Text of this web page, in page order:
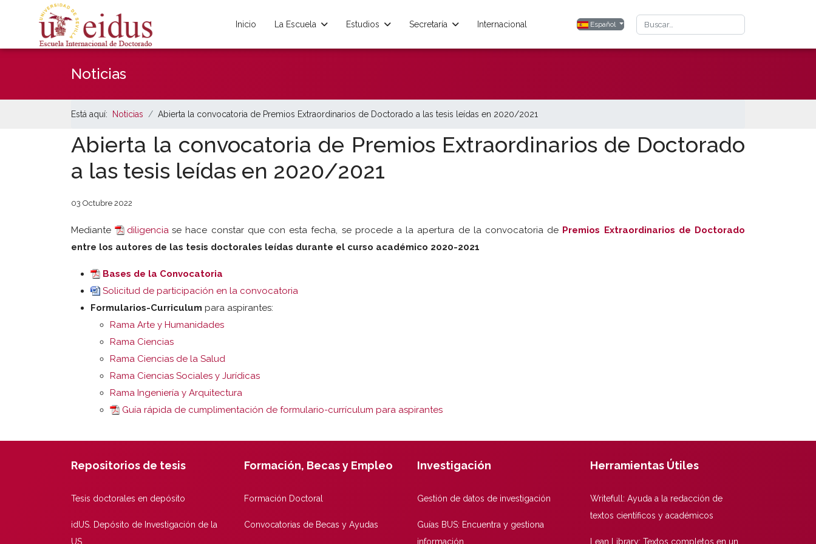
Inicio La Escuela Estudios Secretaría Internacional Seleccione su idioma
Español Buscar
Noticias
Está aquí: Noticias Abierta la convocatoria de Premios Extraordinarios de Doctorado a las tesis leídas en 2020/2021
Abierta la convocatoria de Premios Extraordinarios de Doctorado
a las tesis leídas en 2020/2021
03 Octubre 2022
Mediante diligencia se hace constar que con esta fecha, se procede a la apertura de la convocatoria de Premios Extraordinarios de Doctorado
entre los autores de las tesis doctorales leídas durante el curso académico 2020-2021
Bases de la Convocatoria
Solicitud de participación en la convocatoria
Formularios-Curriculum para aspirantes:
Rama Arte y Humanidades
Rama Ciencias
Rama Ciencias de la Salud
Rama Ciencias Sociales y Jurídicas
Rama Ingeniería y Arquitectura
Guía rápida de cumplimentación de formulario-currículum para aspirantes
Repositorios de tesis
Tesis doctorales en depósito
idUS. Depósito de Investigación de la
US
Formación, Becas y Empleo
Formación Doctoral
Convocatorias de Becas y Ayudas
Investigación
Gestión de datos de investigación
Guías BUS: Encuentra y gestiona
información
Herramientas Útiles
Writefull: Ayuda a la redacción de
textos científicos y académicos
Lean Library: Textos completos en un